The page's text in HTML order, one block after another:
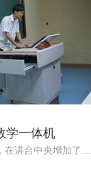
学一体机
在讲台中央增加了一